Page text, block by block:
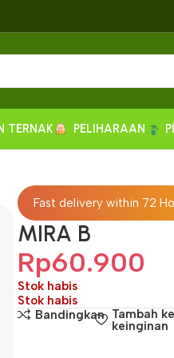
TERNAK PELIHARAAN
Fast delivery within 72
MIRA B
Rp60.900
Stok habis
Stok habis
Bandingkan Tambah
keinginan